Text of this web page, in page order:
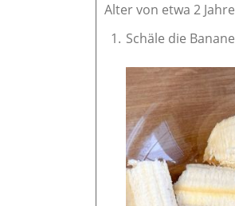
Alter von etwa 2
Schäle die